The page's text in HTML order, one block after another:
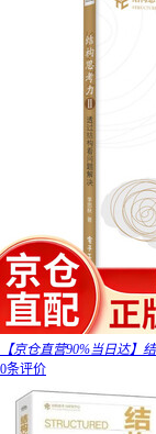
【京仓直营90%当日达】
0条评价